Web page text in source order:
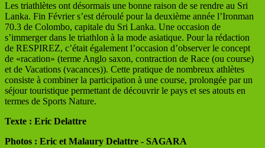
Les triathlètes ont désormais une bonne raison de se rendre au Sri
Lanka. Fin Février s’est déroulé pour la deuxième année l’Ironman
70.3 de Colombo, capitale du Sri Lanka. Une occasion de
s’immerger dans le triathlon à la mode asiatique. Pour la rédaction
de RESPIREZ, c’était également l’occasion d’observer le concept
de «racation» (terme Anglo saxon, contraction de Race (ou course)
et de Vacations (vacances)). Cette pratique de nombreux athlètes
consiste à combiner la participation à une course, prolongée par un
séjour touristique permettant de découvrir le pays et ses atouts en
termes de Sports Nature.
Texte : Eric Delattre
Photos : Eric et Malaury Delattre - SAGARA